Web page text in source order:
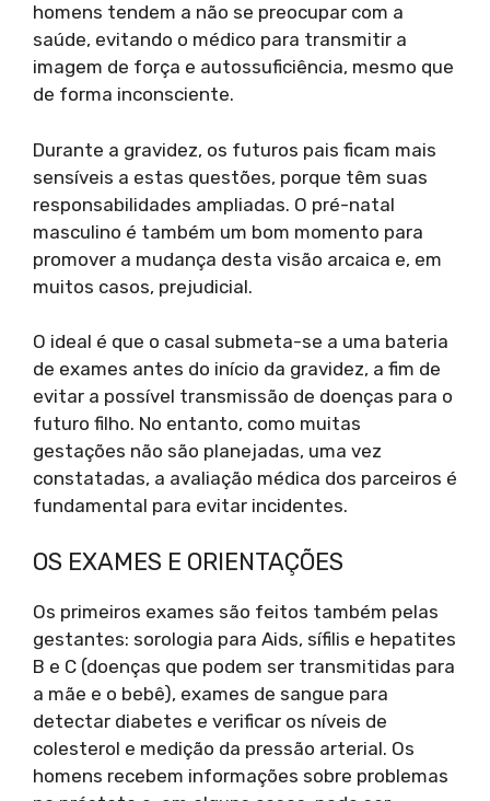
homens tendem a não se preocupar com a
saúde, evitando o médico para transmitir a
imagem de força e autossuficiência, mesmo que
de forma inconsciente.
Durante a gravidez, os futuros pais ficam mais
sensíveis a estas questões, porque têm suas
responsabilidades ampliadas. O pré-natal
masculino é também um bom momento para
promover a mudança desta visão arcaica e, em
muitos casos, prejudicial.
O ideal é que o casal submeta-se a uma bateria
de exames antes do início da gravidez, a fim de
evitar a possível transmissão de doenças para o
futuro filho. No entanto, como muitas
gestações não são planejadas, uma vez
constatadas, a avaliação médica dos parceiros é
fundamental para evitar incidentes.
OS EXAMES E ORIENTAÇÕES
Os primeiros exames são feitos também pelas
gestantes: sorologia para Aids, sífilis e hepatites
B e C (doenças que podem ser transmitidas para
a mãe e o bebê), exames de sangue para
detectar diabetes e verificar os níveis de
colesterol e medição da pressão arterial. Os
homens recebem informações sobre problemas